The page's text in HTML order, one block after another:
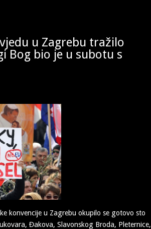
u Zagrebu tražilo
Bog bio je u subotu s
konvencije u Zagrebu okupilo se gotovo sto
Đakova, Slavonskog Broda, Pleternice,